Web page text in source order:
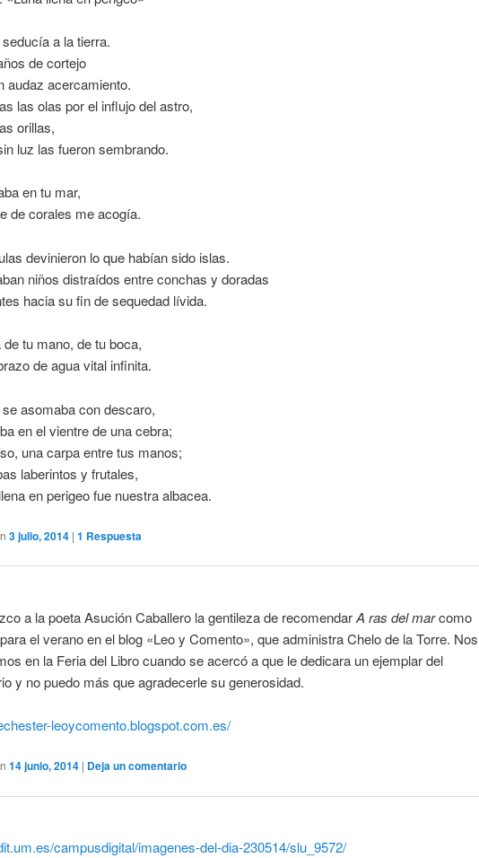
a la tierra.
de cortejo
audaz acercamiento.
las olas por el influjo del astro,
orillas,
luz las fueron sembrando.
en tu mar,
de corales me acogía.
devinieron lo que habían sido islas.
niños distraídos entre conchas y doradas
hacia su fin de sequedad lívida.
tu mano, de tu boca,
de agua vital infinita.
se asomaba con descaro,
en el vientre de una cebra;
una carpa entre tus manos;
laberintos y frutales,
en perigeo fue nuestra albacea.
3 julio, 2014 | 1 Respuesta
a la poeta Asución Caballero la gentileza de recomendarA ras del marcomo
el verano en el blog «Leo y Comento», que administra Chelo de la Torre. Nos
en la Feria del Libro cuando se acercó a que le dedicara un ejemplar del
y no puedo más que agradecerle su generosidad.
leoycomento.blogspot.com.es/
14 junio, 2014 | Deja un comentario
campusdigital/imagenes-del-dia-230514/slu_9572/